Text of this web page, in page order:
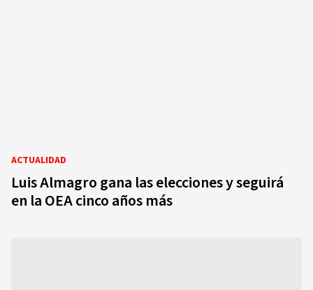
ACTUALIDAD
Luis Almagro gana las elecciones y seguirá
en la OEA cinco años más